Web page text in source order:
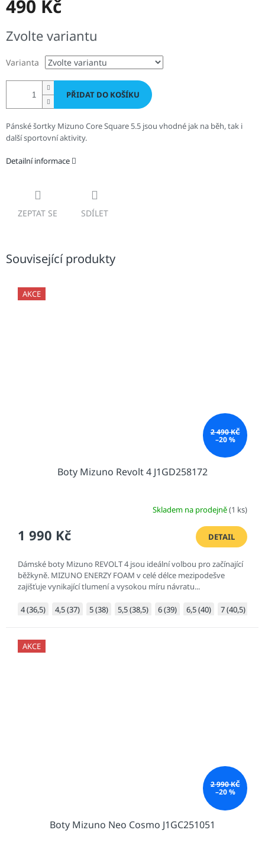
490 Kč
cena:
Zvolte variantu
Varianta
PŘIDAT DO KOŠÍKU
Pánské šortky Mizuno Core Square 5.5 jsou vhodné jak na běh, tak i
další sportovní aktivity.
Detailní informace
ZEPTAT SE SDÍLET
Související produkty
AKCE
2 490 KČ
–20 %
Boty Mizuno Revolt 4 J1GD258172
Skladem na prodejně(1 ks)
1 990 Kč DETAIL
Dámské boty Mizuno REVOLT 4 jsou ideální volbou pro začínající
běžkyně. MIZUNO ENERZY FOAM v celé délce mezipodešve
zajišťuje vynikající tlumení a vysokou míru návratu...
4 (36,5) 4,5 (37) 5 (38) 5,5 (38,5) 6 (39) 6,5 (40) 7 (40,5)
AKCE
2 990 KČ
–20 %
Boty Mizuno Neo Cosmo J1GC251051